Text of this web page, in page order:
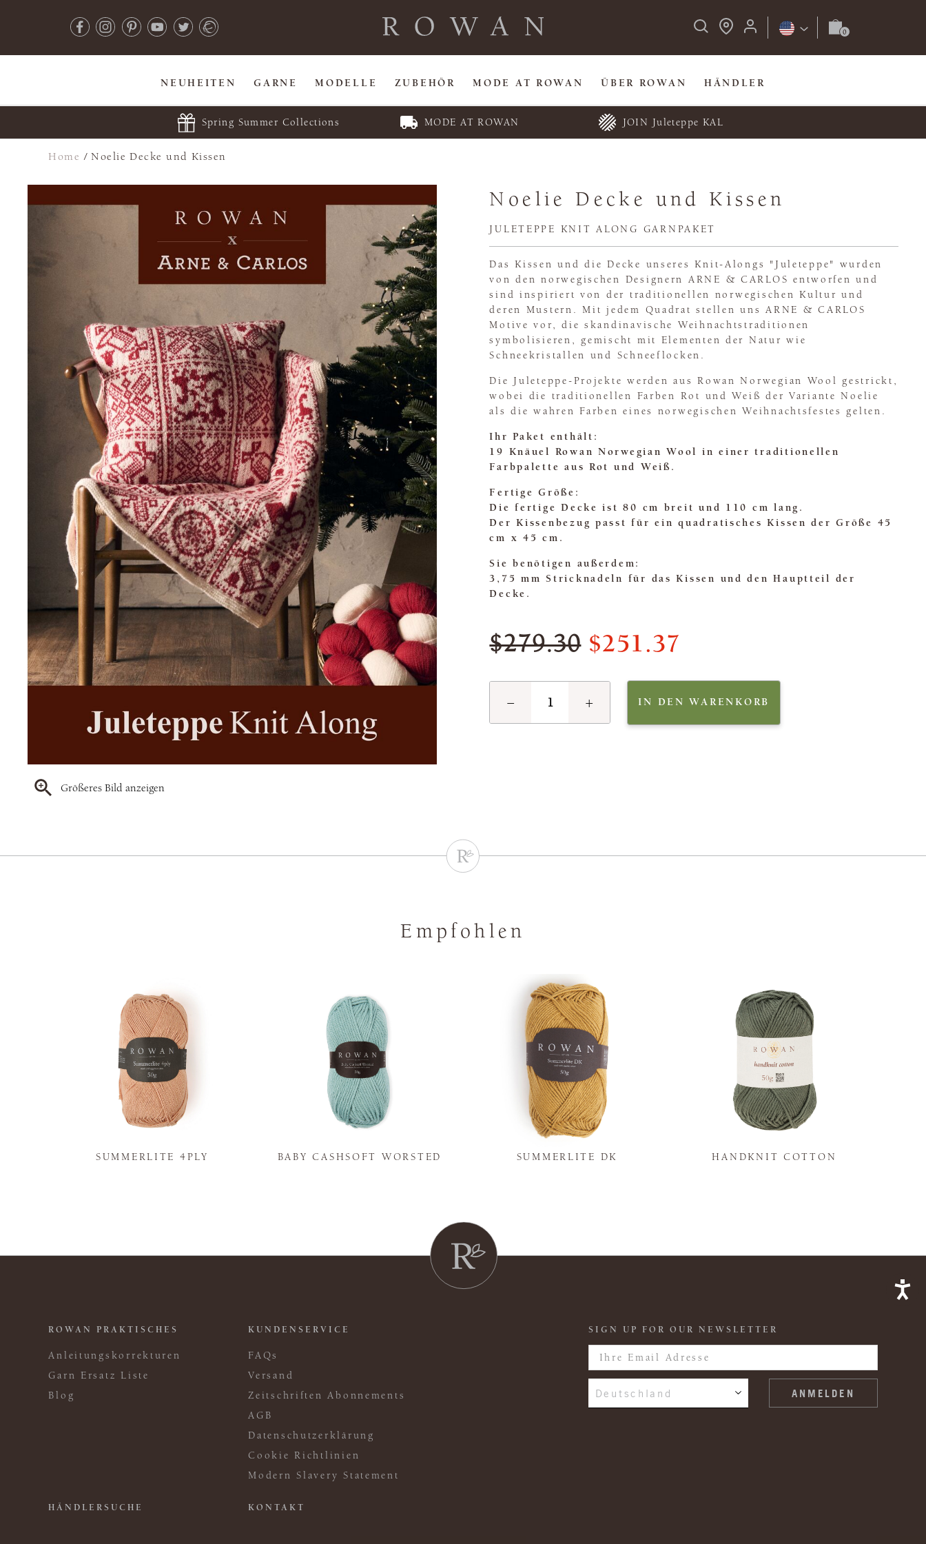
NEUHEITEN GARNE MODELLE ZUBEHÖR MODE AT ROWAN ÜBER ROWAN HÄNDLER
Spring Summer Collections MODE AT ROWAN JOIN Juleteppe KAL
Home /Noelie Decke und Kissen
Größeres Bild anzeigen
Noelie Decke und Kissen
JULETEPPE KNIT ALONG GARNPAKET
Das Kissen und die Decke unseres Knit-Alongs "Juleteppe" wurden
von den norwegischen Designern ARNE & CARLOS entworfen und
sind inspiriert von der traditionellen norwegischen Kultur und
deren Mustern. Mit jedem Quadrat stellen uns ARNE & CARLOS
Motive vor, die skandinavische Weihnachtstraditionen
symbolisieren, gemischt mit Elementen der Natur wie
Schneekristallen und Schneeflocken.
Die Juleteppe-Projekte werden aus Rowan Norwegian Wool gestrickt,
wobei die traditionellen Farben Rot und Weiß der Variante Noelie
als die wahren Farben eines norwegischen Weihnachtsfestes gelten.
Ihr Paket enthält:
19 Knäuel Rowan Norwegian Wool in einer traditionellen
Farbpalette aus Rot und Weiß.
Fertige Größe:
Die fertige Decke ist 80 cm breit und 110 cm lang.
Der Kissenbezug passt für ein quadratisches Kissen der Größe 45
cm x 45 cm.
Sie benötigen außerdem:
3,75 mm Stricknadeln für das Kissen und den Hauptteil der
Decke.
$279.30 $251.37
− + IN DEN WARENKORB
Empfohlen
SUMMERLITE 4PLY BABY CASHSOFT WORSTED SUMMERLITE DK HANDKNIT COTTON
ROWAN PRAKTISCHES
Anleitungskorrekturen
Garn Ersatz Liste
Blog
KUNDENSERVICE
FAQs
Versand
Zeitschriften Abonnements
AGB
Datenschutzerklärung
Cookie Richtlinien
Modern Slavery Statement
HÄNDLERSUCHE KONTAKT
SIGN UP FOR OUR NEWSLETTER
Deutschland